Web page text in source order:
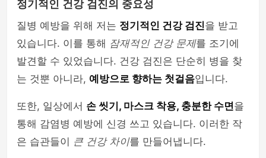
정기적인 건강 검진의 중요성
질병 예방을 위해 저는 정기적인 건강 검진을 받고
있습니다. 이를 통해 잠재적인 건강 문제를 조기에
발견할 수 있었습니다. 건강 검진은 단순히 병을 찾
는 것뿐 아니라, 예방으로 향하는 첫걸음입니다.
또한, 일상에서 손 씻기, 마스크 착용, 충분한 수면을
통해 감염병 예방에 신경 쓰고 있습니다. 이러한 작
은 습관들이 큰 건강 차이를 만들어냅니다.